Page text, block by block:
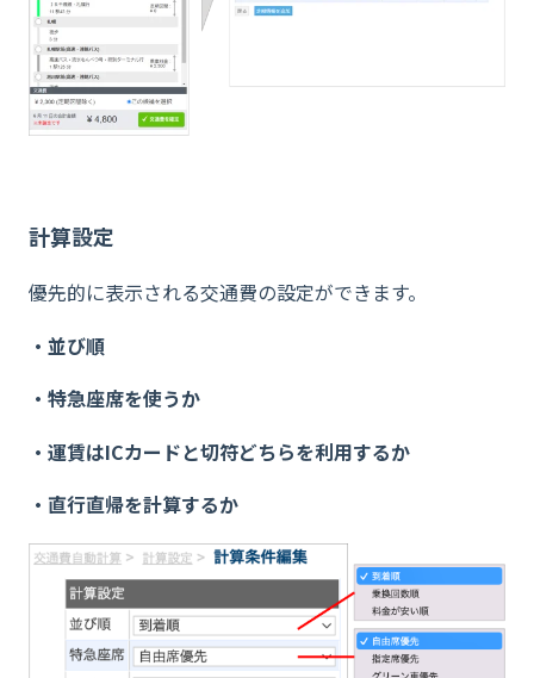
計算設定
優先的に表示される交通費の設定ができます。
・並び順
・特急座席を使うか
・運賃はICカードと切符どちらを利用するか
・直行直帰を計算するか